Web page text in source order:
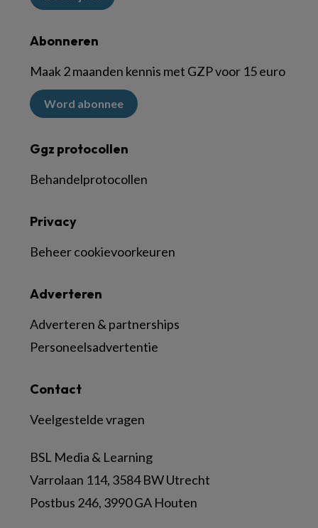
Abonneren
Maak 2 maanden kennis met GZP voor 15 euro
Word abonnee
Ggz protocollen
Behandelprotocollen
Contact
Veelgestelde vragen
BSL Media & Learning
Varrolaan 114, 3584 BW Utrecht
Postbus 246, 3990 GA Houten
Adverteren
Adverteren & partnerships
Personeelsadvertentie
Privacy
Beheer cookievoorkeuren